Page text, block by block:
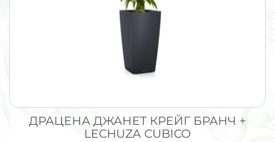
ДРАЦЕНА ДЖАНЕТ КРЕЙГ БРАНЧ +
LECHUZA CUBICO